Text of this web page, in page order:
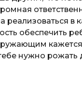
реализоваться в
обеспечить
нужно рожать